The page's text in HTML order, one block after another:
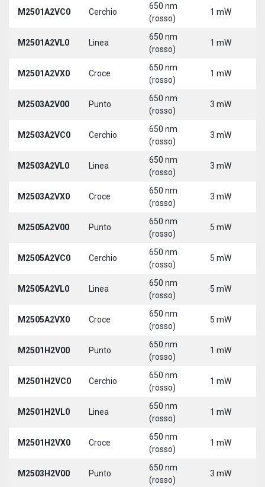
M2501A2VC0 Cerchio
650 nm
(rosso)
1 mW
M2501A2VL0 Linea
650 nm
(rosso)
1 mW
M2501A2VX0 Croce
650 nm
(rosso)
1 mW
M2503A2V00 Punto
650 nm
(rosso)
3 mW
M2503A2VC0 Cerchio
650 nm
(rosso)
3 mW
M2503A2VL0 Linea
650 nm
(rosso)
3 mW
M2503A2VX0 Croce
650 nm
(rosso)
3 mW
M2505A2V00 Punto
650 nm
(rosso)
5 mW
M2505A2VC0 Cerchio
650 nm
(rosso)
5 mW
M2505A2VL0 Linea
650 nm
(rosso)
5 mW
M2505A2VX0 Croce
650 nm
(rosso)
5 mW
M2501H2V00 Punto
650 nm
(rosso)
1 mW
M2501H2VC0 Cerchio
650 nm
(rosso)
1 mW
M2501H2VL0 Linea
650 nm
(rosso)
1 mW
M2501H2VX0 Croce
650 nm
(rosso)
1 mW
M2503H2V00 Punto
650 nm
(rosso)
3 mW